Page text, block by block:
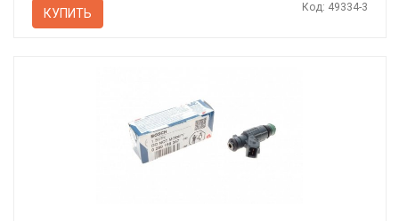
КУПИТЬ Код: 49334-3